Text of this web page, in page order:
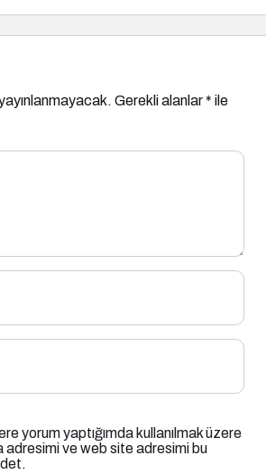
Gerekli alanlar* ile
yorum yaptığımda kullanılmak üzere
adresimi ve web site adresimi bu